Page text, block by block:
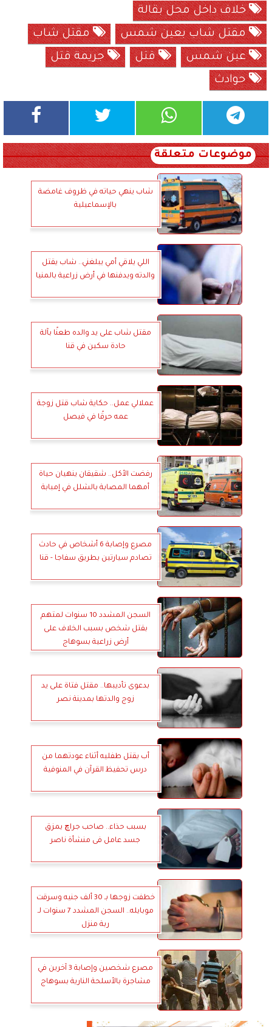
خلاف داخل محل بقالة
مقتل شاب بعين شمس
مقتل شاب
عين شمس
قتل
جريمة قتل
حوادث
موضوعات متعلقة
شاب ينهي حياته في ظروف غامضة
بالإسماعيلية
اللي يلاقي أمي يبلغني.. شاب يقتل
والدته ويدفنها في أرض زراعية بالمنيا
مقتل شاب على يد والده طعنًا بآلة
حادة سكين في قنا
عملالي عمل.. حكاية شاب قتل زوجة
عمه حرقًا في فيصل
رفضت الأكل.. شقيقان ينهيان حياة
أمهما المصابة بالشلل في إمبابة
مصرع وإصابة 6 أشخاص في حادث
تصادم سيارتين بطريق سفاجا - قنا
السجن المشدد 10 سنوات لمتهم
بقتل شخص بسبب الخلاف على
أرض زراعية بسوهاج
بدعوى تأديبها.. مقتل فتاة على يد
زوج والدتها بمدينة نصر
أب يقتل طفليه أثناء عودتهما من
درس تحفيظ القرآن في المنوفية
بسبب حذاء.. صاحب جراچ يمزق
جسد عامل فى منشأة ناصر
خطفت زوجها بـ 30 ألف جنيه وسرقت
موبايله.. السجن المشدد 7 سنوات لـ
ربة منزل
مصرع شخصين وإصابة 3 آخرين في
مشاجرة بالأسلحة النارية بسوهاج